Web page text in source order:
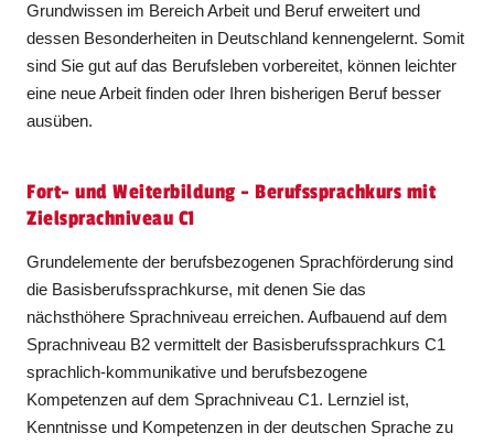
Grundwissen im Bereich Arbeit und Beruf erweitert und
dessen Besonderheiten in Deutschland kennengelernt. Somit
sind Sie gut auf das Berufsleben vorbereitet, können leichter
eine neue ­Arbeit finden oder Ihren bisherigen Beruf besser
ausüben.
Fort- und Weiterbildung - Berufssprachkurs mit
Zielsprachniveau C1
Grundelemente der berufsbezogenen Sprachförderung sind
die Basisberufssprachkurse, mit denen Sie das
nächsthöhere Sprachniveau erreichen. Aufbauend auf dem
Sprachniveau B2 vermittelt der Basisberufssprachkurs C1
sprachlich-kommunikative und berufsbezogene
Kompetenzen auf dem Sprachniveau C1. Lernziel ist,
Kenntnisse und Kompetenzen in der deutschen Sprache zu